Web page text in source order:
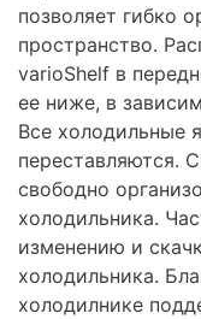
позволяет гибко
пространство.
varioShelf в
ее ниже, в
Все холодильные
переставляются.
свободно
холодильника.
изменению и
холодильника.
холодилнике